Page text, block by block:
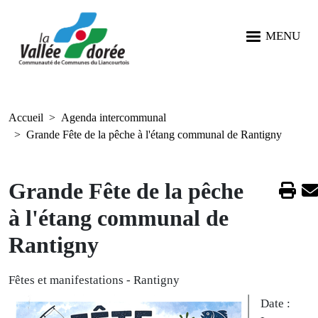
MENU
Accueil
Agenda intercommunal
Grande Fête de la pêche à l'étang communal de Rantigny
Grande Fête de la pêche
à l'étang communal de
Rantigny
Fêtes et manifestations - Rantigny
Date